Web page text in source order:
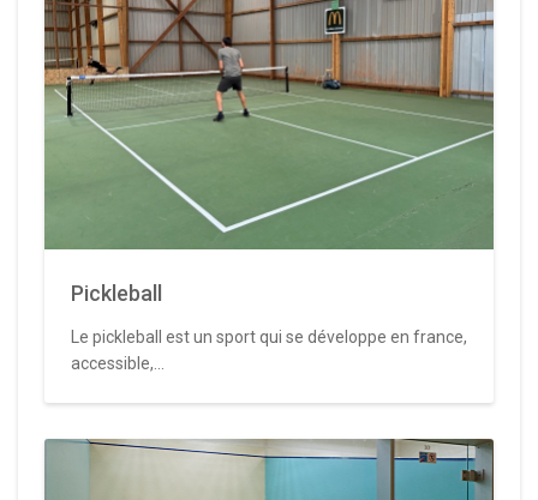
Pickleball
Le pickleball est un sport qui se développe en france,
accessible,...